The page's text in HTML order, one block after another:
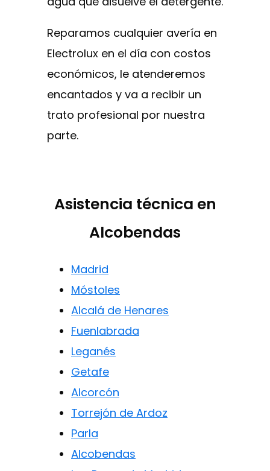
Reparamos cualquier avería en
Electrolux en el día con costos
económicos, le atenderemos
encantados y va a recibir un
trato profesional por nuestra
parte.
Asistencia técnica en
Alcobendas
Madrid
Móstoles
Alcalá de Henares
Fuenlabrada
Leganés
Getafe
Alcorcón
Torrejón de Ardoz
Parla
Alcobendas